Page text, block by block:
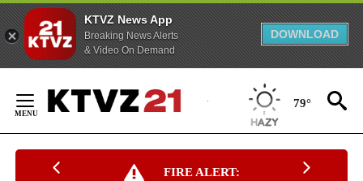
KTVZ News App
Breaking News Alerts
& Video On Demand
DOWNLOAD
Content
79°
FIRE ALERT: